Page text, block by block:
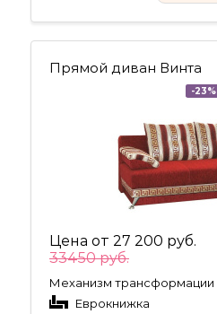
Прямой диван Винта
-23%
Цена от 27 200 руб.
33450 руб.
Механизм трансформации
Еврокнижка